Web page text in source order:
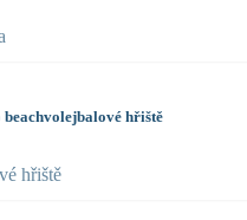
beachvolejbalové hřiště
hřiště